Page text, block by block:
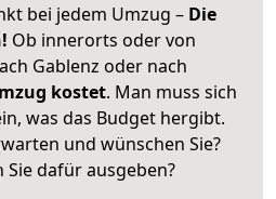
bei jedem Umzug – Die
Ob innerorts oder von
Gablenz oder nach
kostet. Man muss sich
was das Budget hergibt.
und wünschen Sie?
Sie dafür ausgeben?